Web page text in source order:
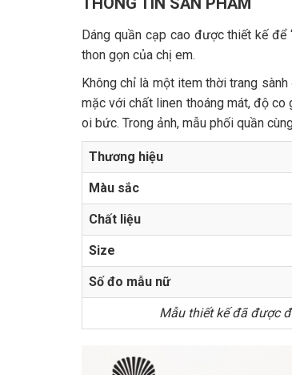
Dáng quần cạp cao được thiết kế
thon gọn của chị em.
Không chỉ là một item thời trang
mặc với chất linen thoáng mát, độ co
oi bức. Trong ảnh, mẫu phối quần
Thương hiệu
Màu sắc
Chất liệu
Size
Số đo mẫu nữ
Mẫu thiết kế đã được